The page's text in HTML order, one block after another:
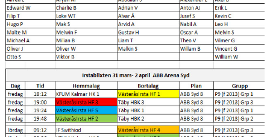
TRUPPEN
BILDGALLERI
DOKUMENT
KONTAKT
GÄSTBOK